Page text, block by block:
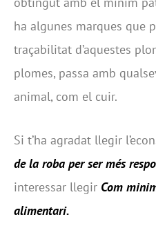
ha algunes marques que
traçabilitat d’aquestes
plomes, passa amb
animal, com el cuir.
Si t’ha agradat llegir
de la roba per ser més
interessar llegir Com
alimentari.